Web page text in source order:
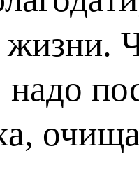
жизни.
надо